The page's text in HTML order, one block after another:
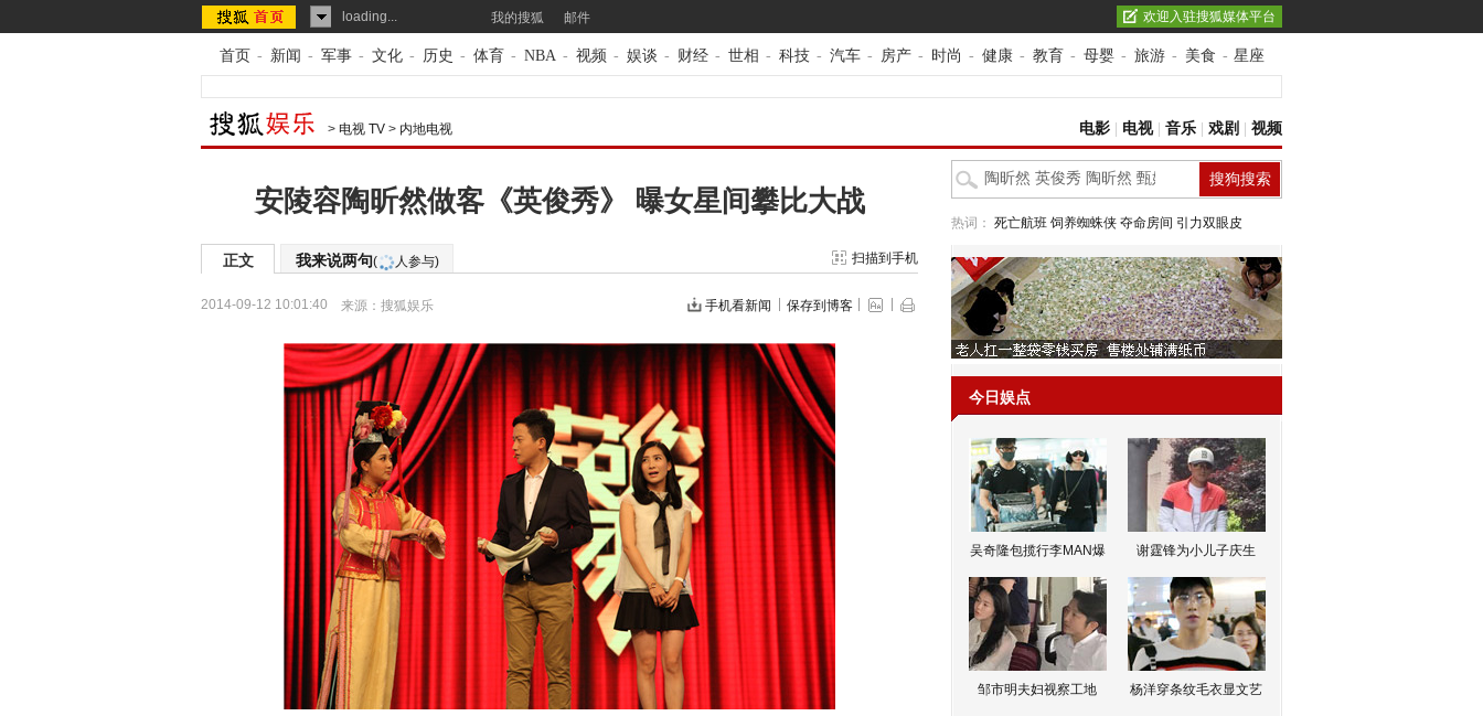
loading... 我的搜狐 邮件 欢迎入驻搜狐媒体平台
首页 - 新闻 - 军事 - 文化 - 历史 - 体育 - NBA - 视频 - 娱谈 - 财经 - 世相 - 科技 - 汽车 - 房产 - 时尚 - 健康 - 教育 - 母婴 - 旅游 - 美食 - 星座
> 电视 TV > 内地电视 电影 电视| 音乐 戏剧 视频
安陵容陶昕然做客《英俊秀》 曝女星间攀比大战
正文 我来说两句( 人参与) 扫描到手机
2014-09-12 10:01:40 来源： 搜狐娱乐 手机看新闻 保存到博客
热词： 死亡航班 饲养蜘蛛侠 夺命房间 引力双眼皮
今日娱点
吴奇隆包揽行李MAN爆 谢霆锋为小儿子庆生
邹市明夫妇视察工地 杨洋穿条纹毛衣显文艺